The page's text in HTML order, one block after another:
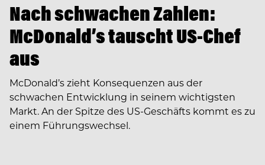
Nach schwachen Zahlen:
McDonald’s tauscht US-Chef
aus
McDonald’s zieht Konsequenzen aus der
schwachen Entwicklung in seinem wichtigsten
Markt. An der Spitze des US-Geschäfts kommt es zu
einem Führungswechsel.